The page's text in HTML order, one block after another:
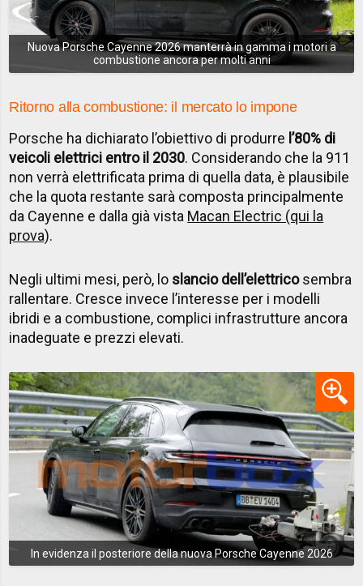
Nuova Porsche Cayenne 2026 manterrà in gamma i motori a
combustione ancora per molti anni
Ritorno alla combustione: il mercato lo impone
Porsche ha dichiarato l’obiettivo di produrre l’80% di
veicoli elettrici entro il 2030. Considerando che la 911
non verrà elettrificata prima di quella data, è plausibile
che la quota restante sarà composta principalmente
da Cayenne e dalla già vista Macan Electric (qui la
prova).
Negli ultimi mesi, però, lo slancio dell’elettricosembra
rallentare. Cresce invece l’interesse per i modelli
ibridi e a combustione, complici infrastrutture ancora
inadeguate e prezzi elevati.
In evidenza il posteriore della nuova Porsche Cayenne 2026